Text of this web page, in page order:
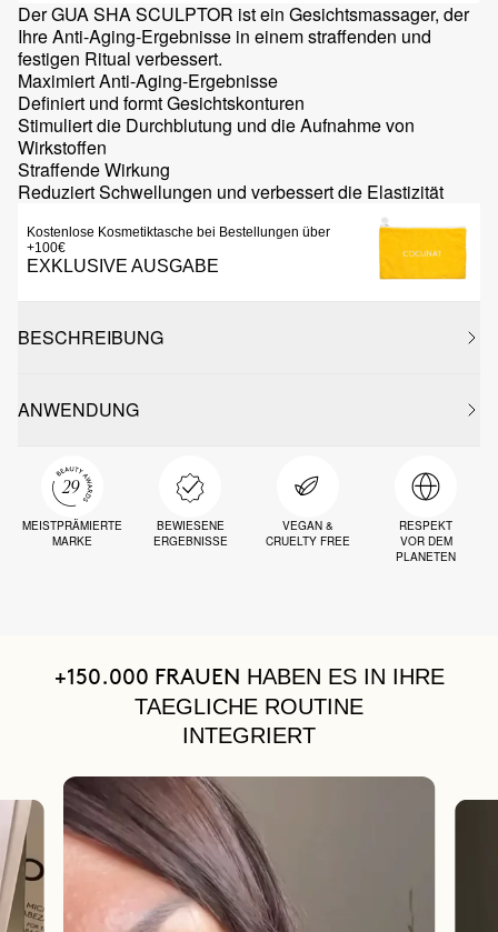
Der GUA SHA SCULPTOR ist ein Gesichtsmassager, der
Ihre Anti-Aging-Ergebnisse in einem straffenden und
festigen Ritual verbessert.
Maximiert Anti-Aging-Ergebnisse
Definiert und formt Gesichtskonturen
Stimuliert die Durchblutung und die Aufnahme von
Wirkstoffen
Straffende Wirkung
Reduziert Schwellungen und verbessert die Elastizität
Kostenlose Kosmetiktasche bei Bestellungen über
+100€
EXKLUSIVE AUSGABE
BESCHREIBUNG
ANWENDUNG
MEISTPRÄMIERTE
MARKE
BEWIESENE
ERGEBNISSE
VEGAN &
CRUELTY FREE
RESPEKT
VOR DEM
PLANETEN
+150.000 FRAUEN HABEN ES IN IHRE
TAEGLICHE ROUTINE
INTEGRIERT